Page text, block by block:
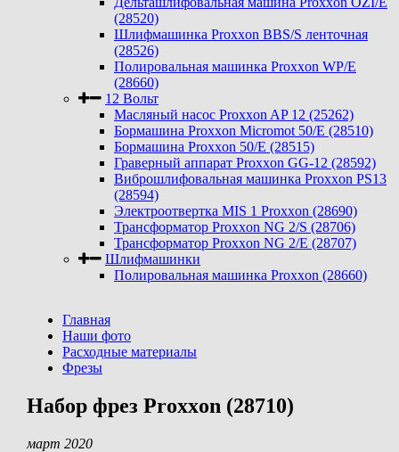
(28520)
Шлифмашинка Proxxon BBS/S ленточная
(28526)
Полировальная машинка Proxxon WP/E
(28660)
12 Вольт
Масляный насос Proxxon AP 12 (25262)
Бормашина Proxxon Micromot 50/E (28510)
Бормашина Proxxon 50/E (28515)
Граверный аппарат Proxxon GG-12 (28592)
Виброшлифовальная машинка Proxxon PS13
(28594)
Электроотвертка MIS 1 Proxxon (28690)
Трансформатор Proxxon NG 2/S (28706)
Трансформатор Proxxon NG 2/E (28707)
Шлифмашинки
Полировальная машинка Proxxon (28660)
Главная
Наши фото
Расходные материалы
Фрезы
Набор фрез Proxxon (28710)
март 2020